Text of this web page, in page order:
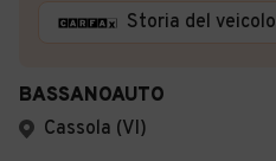
Storia del veicolo
BASSANOAUTO
Cassola (VI)